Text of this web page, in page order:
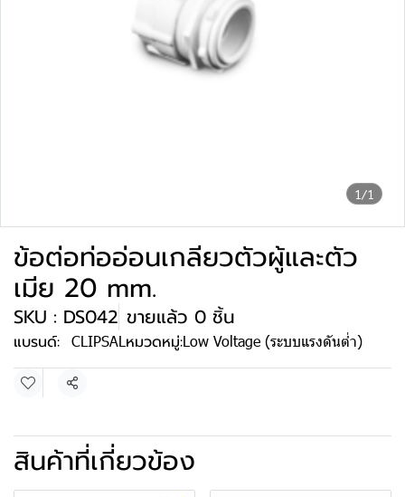
1/1
ข้อต่อท่ออ่อนเกลียวตัวผู้และตัว
เมีย 20 mm.
SKU : DS042 ขายแล้ว 0 ชิ้น
แบรนด์: CLIPSAL หมวดหมู่:Low Voltage (ระบบแรงดันต่ำ)
แชร์
สินค้าที่เกี่ยวข้อง